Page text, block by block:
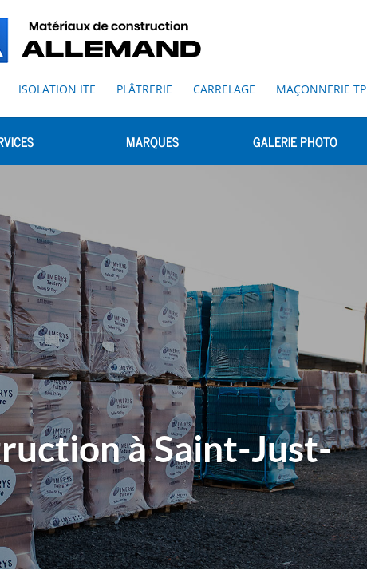
ISOLATION ITE PLÂTRERIE CARRELAGE MAÇONNERIE TP
MARQUES GALERIE PHOTO
à Saint-Just-